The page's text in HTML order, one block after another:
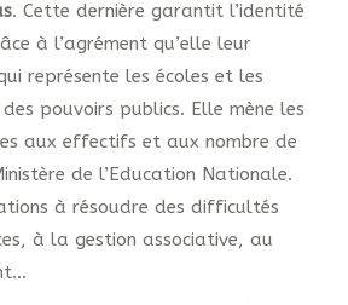
. Cette dernière garantit l’identité
à l’agrément qu’elle leur
représente les écoles et les
pouvoirs publics. Elle mène les
aux effectifs et aux nombre de
de l’Education Nationale.
à résoudre des difficultés
à la gestion associative, au